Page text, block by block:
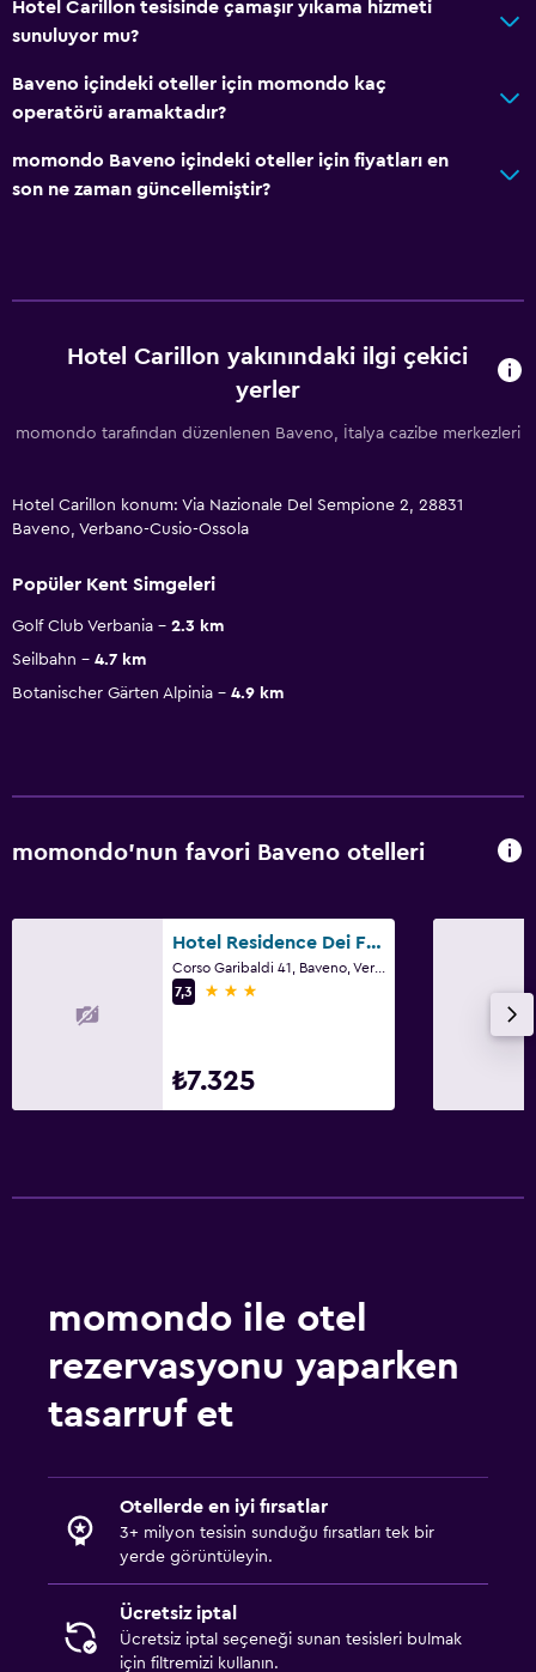
Hotel Carillon tesisinde çamaşır yıkama hizmeti
sunuluyor mu?
Baveno içindeki oteller için momondo kaç
operatörü aramaktadır?
momondo Baveno içindeki oteller için fiyatları en
son ne zaman güncellemiştir?
Hotel Carillon yakınındaki ilgi çekici
yerler
momondo tarafından düzenlenen Baveno, İtalya cazibe merkezleri
Hotel Carillon konum: Via Nazionale Del Sempione 2, 28831
Baveno, Verbano-Cusio-Ossola
Popüler Kent Simgeleri
Golf Club Verbania
2.3 km
Seilbahn
4.7 km
Botanischer Gärten Alpinia
4.9 km
momondo'nun favori Baveno otelleri
Hotel Residence Dei Fiori
Corso Garibaldi 41, Baveno, Verbano-Cusio-Ossola
7,3
3 yıldız
₺7.325
momondo ile otel
rezervasyonu yaparken
tasarruf et
Otellerde en iyi fırsatlar
3+ milyon tesisin sunduğu fırsatları tek bir
yerde görüntüleyin.
Ücretsiz iptal
Ücretsiz iptal seçeneği sunan tesisleri bulmak
için filtremizi kullanın.